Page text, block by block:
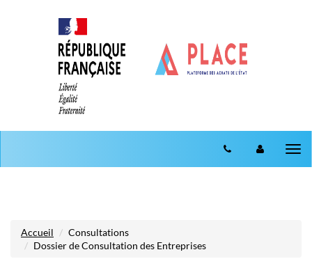
Accueil
Consultations
Dossier de Consultation des Entreprises